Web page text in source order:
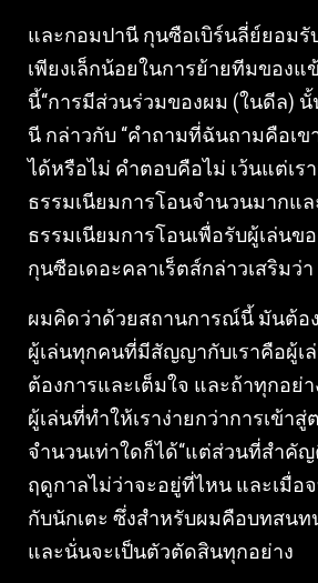
และกอมปานี กุนซือเบิร์นลี่ย์ยอมรั
เพียงเล็กน้อยในการย้ายทีมของแ
นี้“การมีส่วนร่วมของผม (ในดีล) นั้
นี กล่าวกับ “คำถามที่ฉันถามคือเข
ได้หรือไม่ คำตอบคือไม่ เว้นแต่เร
ธรรมเนียมการโอนจำนวนมากแล
ธรรมเนียมการโอนเพื่อรับผู้เล่นขอ
กุนซือเดอะคลาเร็ตส์กล่าวเสริมว่า
ผมคิดว่าด้วยสถานการณ์นี้ มันต้อ
ผู้เล่นทุกคนที่มีสัญญากับเราคือผู้เ
ต้องการและเต็มใจ และถ้าทุกอย่
ผู้เล่นที่ทำให้เราง่ายกว่าการเข้าสู่
จำนวนเท่าใดก็ได้“แต่ส่วนที่สำคั
ฤดูกาลไม่ว่าจะอยู่ที่ไหน และเมื่อ
กับนักเตะ ซึ่งสำหรับผมคือบทสน
และนั่นจะเป็นตัวตัดสินทุกอย่าง